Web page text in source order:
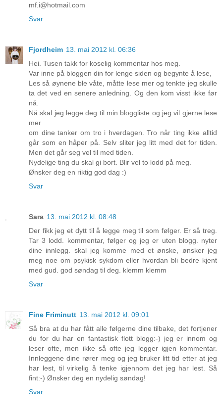
mf.i@hotmail.com
Svar
Fjordheim 13. mai 2012 kl. 06:36
Hei. Tusen takk for koselig kommentar hos meg.
Var inne på bloggen din for lenge siden og begynte å lese,
Les så øynene ble våte, måtte lese mer og tenkte jeg skulle
ta det ved en senere anledning. Og den kom visst ikke før
nå.
Nå skal jeg legge deg til min bloggliste og jeg vil gjerne lese
mer
om dine tanker om tro i hverdagen. Tro når ting ikke alltid
går som en håper på. Selv sliter jeg litt med det for tiden.
Men det går seg vel til med tiden.
Nydelige ting du skal gi bort. Blir vel to lodd på meg.
Ønsker deg en riktig god dag :)
Svar
Sara 13. mai 2012 kl. 08:48
Der fikk jeg et dytt til å legge meg til som følger. Er så treg.
Tar 3 lodd. kommentar, følger og jeg er uten blogg. nyter
dine innlegg. skal jeg komme med et ønske, ønsker jeg
meg noe om psykisk sykdom eller hvordan bli bedre kjent
med gud. god søndag til deg. klemm klemm
Svar
Fine Friminutt 13. mai 2012 kl. 09:01
Så bra at du har fått alle følgerne dine tilbake, det fortjener
du for du har en fantastisk flott blogg:-) jeg er innom og
leser ofte, men ikke så ofte jeg legger igjen kommentar.
Innleggene dine rører meg og jeg bruker litt tid etter at jeg
har lest, til virkelig å tenke igjennom det jeg har lest. Så
fint:-) Ønsker deg en nydelig søndag!
Svar